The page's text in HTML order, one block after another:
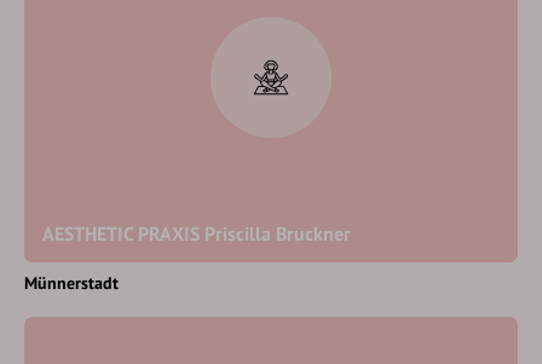
AESTHETIC PRAXIS Priscilla Bruckner
Münnerstadt